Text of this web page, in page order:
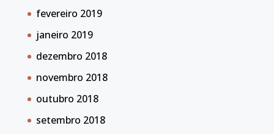
fevereiro 2019
janeiro 2019
dezembro 2018
novembro 2018
outubro 2018
setembro 2018